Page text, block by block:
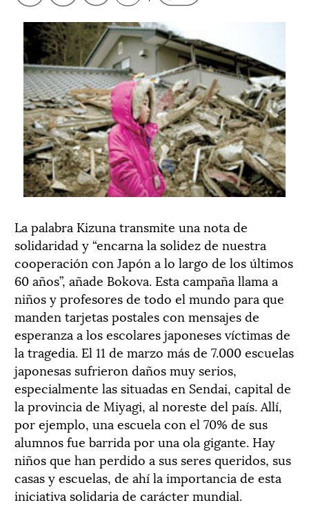
La palabra Kizuna transmite una nota de
solidaridad y “encarna la solidez de nuestra
cooperación con Japón a lo largo de los últimos
60 años”, añade Bokova. Esta campaña llama a
niños y profesores de todo el mundo para que
manden tarjetas postales con mensajes de
esperanza a los escolares japoneses víctimas de
la tragedia. El 11 de marzo más de 7.000 escuelas
japonesas sufrieron daños muy serios,
especialmente las situadas en Sendai, capital de
la provincia de Miyagi, al noreste del país. Allí,
por ejemplo, una escuela con el 70% de sus
alumnos fue barrida por una ola gigante. Hay
niños que han perdido a sus seres queridos, sus
casas y escuelas, de ahí la importancia de esta
iniciativa solidaria de carácter mundial.